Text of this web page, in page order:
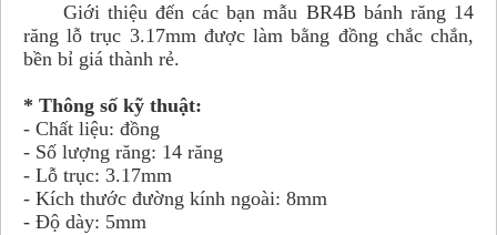
Giới thiệu đến các bạn mẫu BR4B bánh răng 14
răng lỗ trục 3.17mm được làm bằng đồng chắc chắn,
bền bỉ giá thành rẻ.
* Thông số kỹ thuật:
- Chất liệu: đồng
- Số lượng răng: 14 răng
- Lỗ trục: 3.17mm
- Kích thước đường kính ngoài: 8mm
- Độ dày: 5mm